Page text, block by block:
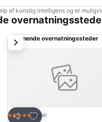
af kunstig intelligens og er
Lignende overnatningssteder
Føj til favoritter
5 StjernerHotel
næste